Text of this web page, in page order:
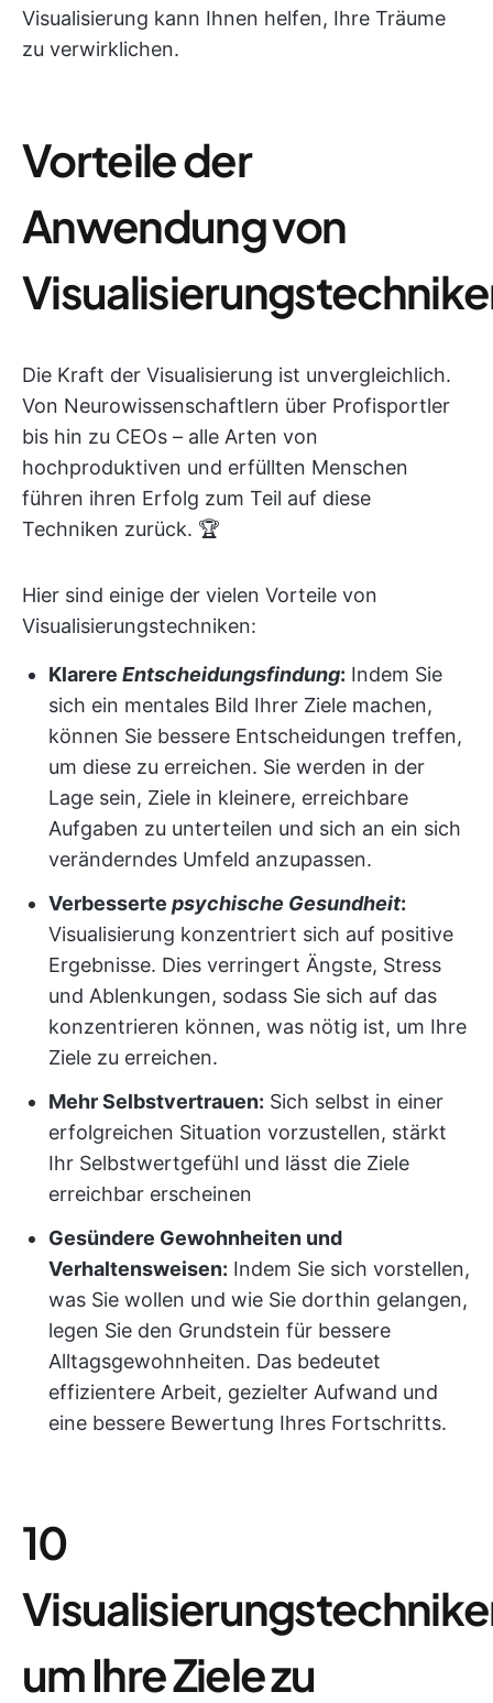
Visualisierung kann Ihnen helfen, Ihre Träume
zu verwirklichen.
Vorteile der
Anwendung von
Die Kraft der Visualisierung ist unvergleichlich.
Von Neurowissenschaftlern über Profisportler
bis hin zu CEOs – alle Arten von
hochproduktiven und erfüllten Menschen
führen ihren Erfolg zum Teil auf diese
Techniken zurück. 🏆
Hier sind einige der vielen Vorteile von
Visualisierungstechniken:
Klarere Entscheidungsfindung: Indem Sie
sich ein mentales Bild Ihrer Ziele machen,
können Sie bessere Entscheidungen treffen,
um diese zu erreichen. Sie werden in der
Lage sein, Ziele in kleinere, erreichbare
Aufgaben zu unterteilen und sich an ein sich
veränderndes Umfeld anzupassen.
Verbesserte psychische Gesundheit:
Visualisierung konzentriert sich auf positive
Ergebnisse. Dies verringert Ängste, Stress
und Ablenkungen, sodass Sie sich auf das
konzentrieren können, was nötig ist, um Ihre
Ziele zu erreichen.
Mehr Selbstvertrauen: Sich selbst in einer
erfolgreichen Situation vorzustellen, stärkt
Ihr Selbstwertgefühl und lässt die Ziele
erreichbar erscheinen
Gesündere Gewohnheiten und
Verhaltensweisen: Indem Sie sich vorstellen,
was Sie wollen und wie Sie dorthin gelangen,
legen Sie den Grundstein für bessere
Alltagsgewohnheiten. Das bedeutet
effizientere Arbeit, gezielter Aufwand und
eine bessere Bewertung Ihres Fortschritts.
10
um Ihre Ziele zu